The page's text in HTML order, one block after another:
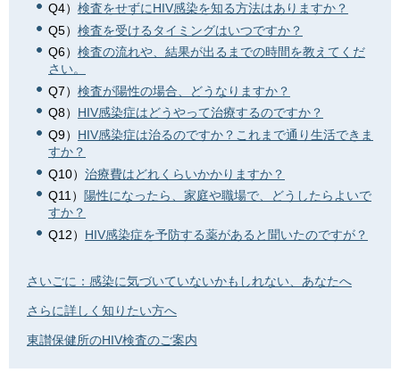
Q4） 検査をせずにHIV感染を知る方法はありますか？
Q5） 検査を受けるタイミングはいつですか？
Q6） 検査の流れや、結果が出るまでの時間を教えてくだ
さい。
Q7） 検査が陽性の場合、どうなりますか？
Q8） HIV感染症はどうやって治療するのですか？
Q9） HIV感染症は治るのですか？これまで通り生活できま
すか？
Q10） 治療費はどれくらいかかりますか？
Q11） 陽性になったら、家庭や職場で、どうしたらよいで
すか？
Q12） HIV感染症を予防する薬があると聞いたのですが？
さいごに：感染に気づいていないかもしれない、あなたへ
さらに詳しく知りたい方へ
東讃保健所のHIV検査のご案内